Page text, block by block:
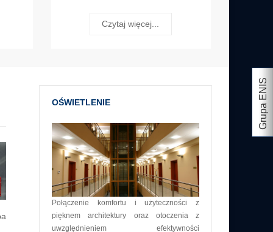
Grupa ENIS
Czytaj więcej...
OŚWIETLENIE
Połączenie komfortu i użyteczności z
pięknem architektury oraz otoczenia z
uwzględnieniem efektywności